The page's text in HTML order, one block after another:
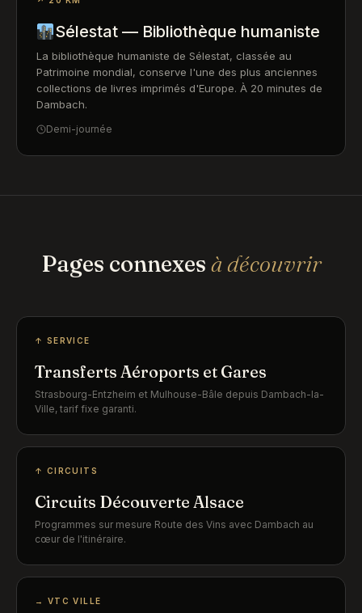
Sélestat — Bibliothèque humaniste
La bibliothèque humaniste de Sélestat, classée au
Patrimoine mondial, conserve l'une des plus anciennes
collections de livres imprimés d'Europe. À 20 minutes de
Dambach.
Demi-journée
Pages connexes à découvrir
↑ SERVICE
Transferts Aéroports et Gares
Strasbourg-Entzheim et Mulhouse-Bâle depuis Dambach-la-
Ville, tarif fixe garanti.
↑ CIRCUITS
Circuits Découverte Alsace
Programmes sur mesure Route des Vins avec Dambach au
cœur de l'itinéraire.
→ VTC VILLE